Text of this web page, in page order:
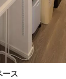
ース